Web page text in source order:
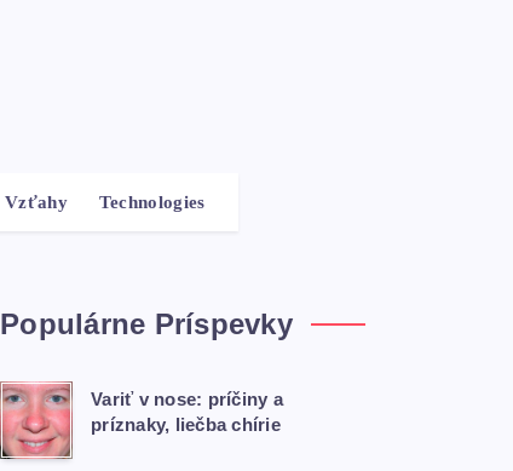
Vzťahy Technologies
Populárne Príspevky
Variť v nose: príčiny a
príznaky, liečba chírie